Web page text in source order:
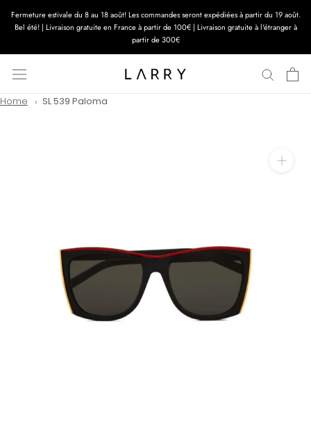
Fermeture estivale du 8 au 18 août! Les commandes seront expédiées à partir du 19 août.
Bel été! | Livraison gratuite en France à partir de 100€ | Livraison gratuite à l'étranger à
partir de 300€
Home SL 539 Paloma